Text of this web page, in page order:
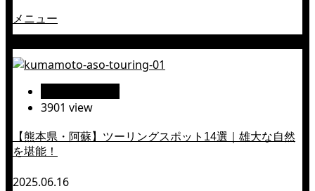
メニュー
3901 view
【熊本県・阿蘇】ツーリングスポット14選｜雄大な自然
を堪能！
2025.06.16